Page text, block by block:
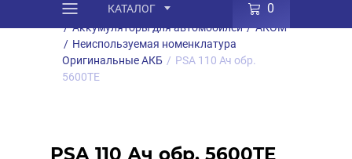
КАТАЛОГ 0
Каталог / Товары
Аккумуляторы
/ Аккумуляторы для автомобилей / АКОМ
/ Неиспользуемая номенклатура
Оригинальные АКБ / PSA 110 Ач обр.
5600TE
PSA 110 Ач обр. 5600TE